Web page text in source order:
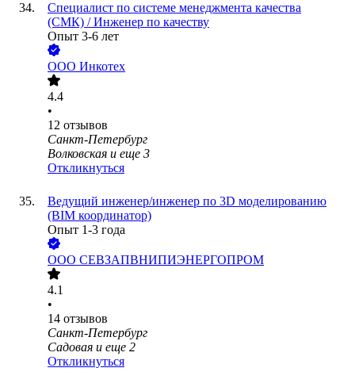
Специалист по системе менеджмента качества
(СМК) / Инженер по качеству
Опыт 3-6 лет
ООО Инкотех
4.4
•
12 отзывов
Санкт-Петербург
Волковская и еще 3
Откликнуться
Ведущий инженер/инженер по 3D моделированию
(BIM координатор)
Опыт 1-3 года
ООО СЕВЗАПВНИПИЭНЕРГОПРОМ
4.1
•
14 отзывов
Санкт-Петербург
Садовая и еще 2
Откликнуться